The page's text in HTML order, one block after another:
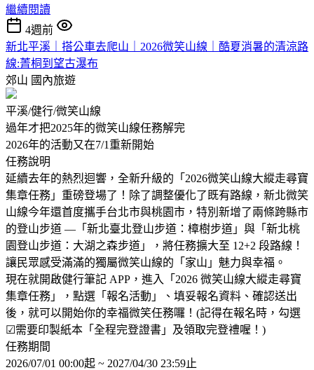
繼續閱讀
4週前
新北平溪｜搭公車去爬山｜2026微笑山線｜酷夏消暑的清涼路
線:菁桐到望古瀑布
郊山 國內旅遊
平溪/健行/微笑山線
過年才把2025年的微笑山線任務解完
2026年的活動又在7/1重新開始
任務說明
延續去年的熱烈迴響，全新升級的「2026微笑山線大縱走尋寶
集章任務」重磅登場了！除了調整優化了既有路線，新北微笑
山線今年還首度攜手台北市與桃園市，特別新增了兩條跨縣市
的登山步道 —「新北臺北登山步道：樟樹步道」與「新北桃
園登山步道：大湖之森步道」，將任務擴大至 12+2 段路線！
讓民眾感受滿滿的獨屬微笑山線的「家山」魅力與幸福。
現在就開啟健行筆記 APP，進入「2026 微笑山線大縱走尋寶
集章任務」，點選「報名活動」、填妥報名資料、確認送出
後，就可以開始你的幸福微笑任務囉！(記得在報名時，勾選
☑需要印製紙本「全程完登證書」及領取完登禮喔！)
任務期間
2026/07/01 00:00起 ~ 2027/04/30 23:59止